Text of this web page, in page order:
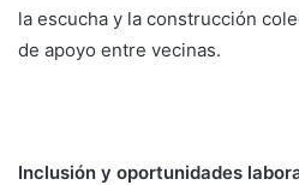
la escucha y la construcción
de apoyo entre vecinas.
Inclusión y oportunidades